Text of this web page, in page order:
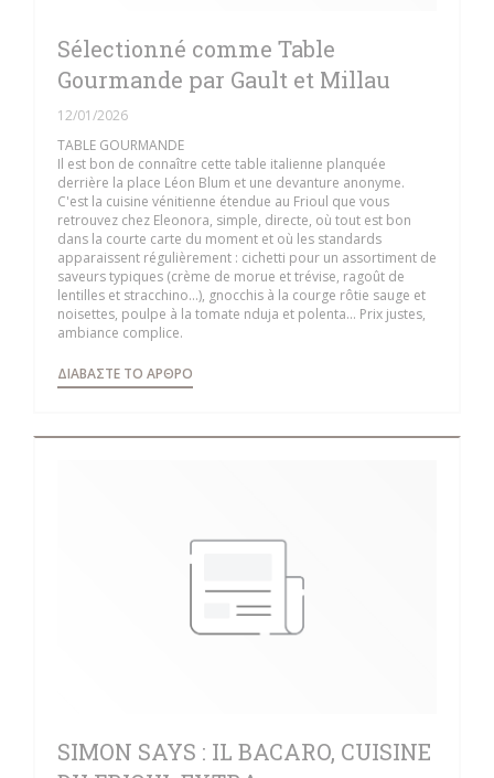
Sélectionné comme Table
Gourmande par Gault et Millau
12/01/2026
TABLE GOURMANDE
Il est bon de connaître cette table italienne planquée
derrière la place Léon Blum et une devanture anonyme.
C'est la cuisine vénitienne étendue au Frioul que vous
retrouvez chez Eleonora, simple, directe, où tout est bon
dans la courte carte du moment et où les standards
apparaissent régulièrement : cichetti pour un assortiment de
saveurs typiques (crème de morue et trévise, ragoût de
lentilles et stracchino...), gnocchis à la courge rôtie sauge et
noisettes, poulpe à la tomate nduja et polenta... Prix justes,
ambiance complice.
ΔΙΑΒΆΣΤΕ ΤΟ ΆΡΘΡΟ
SIMON SAYS : IL BACARO, CUISINE